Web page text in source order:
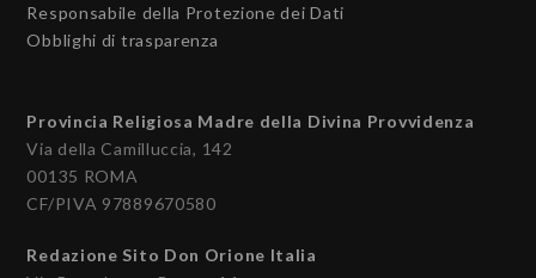
Responsabile della Protezione dei Dati
Obblighi di trasparenza
Provincia Religiosa Madre della Divina Provvidenza
Via della Camilluccia, 142
00135 ROMA
CF/PIVA 97889670580
Redazione Sito Don Orione Italia